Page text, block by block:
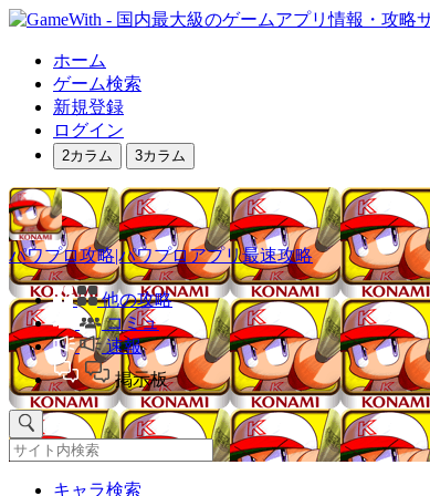
ホーム
ゲーム検索
新規登録
ログイン
2カラム 3カラム
パワプロ攻略|パワプロアプリ最速攻略
他の攻略
コミュ
速報
掲示板
キャラ検索